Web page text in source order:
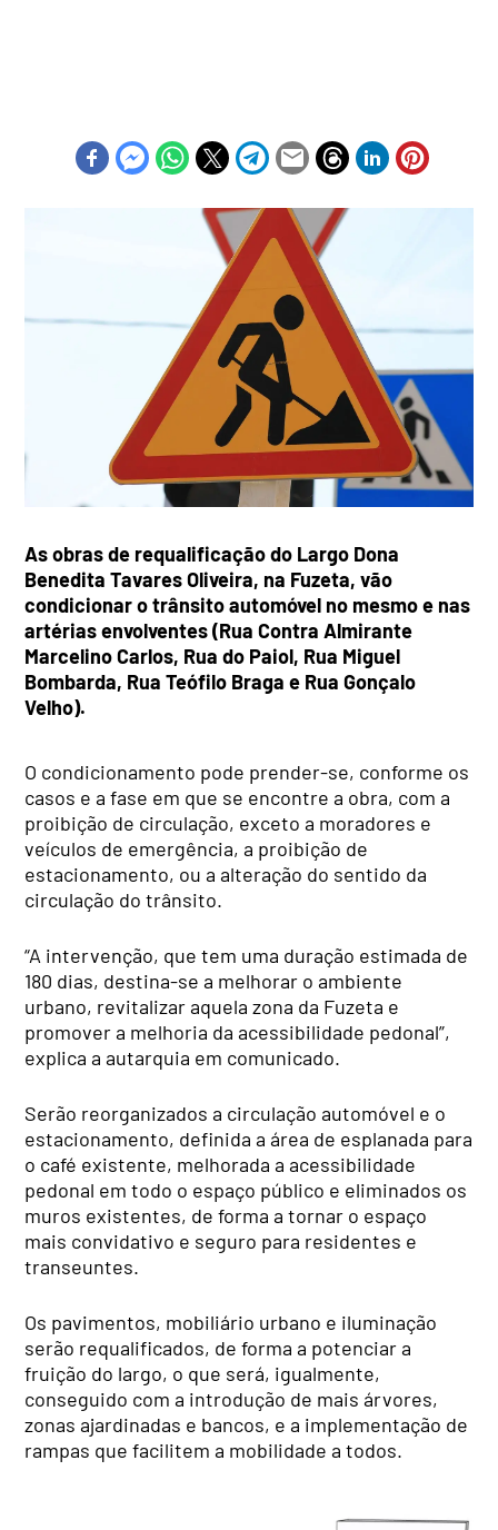
As obras de requalificação do Largo Dona
Benedita Tavares Oliveira, na Fuzeta, vão
condicionar o trânsito automóvel no mesmo e nas
artérias envolventes (Rua Contra Almirante
Marcelino Carlos, Rua do Paiol, Rua Miguel
Bombarda, Rua Teófilo Braga e Rua Gonçalo
Velho).
O condicionamento pode prender-se, conforme os
casos e a fase em que se encontre a obra, com a
proibição de circulação, exceto a moradores e
veículos de emergência, a proibição de
estacionamento, ou a alteração do sentido da
circulação do trânsito.
“A intervenção, que tem uma duração estimada de
180 dias, destina-se a melhorar o ambiente
urbano, revitalizar aquela zona da Fuzeta e
promover a melhoria da acessibilidade pedonal”,
explica a autarquia em comunicado.
Serão reorganizados a circulação automóvel e o
estacionamento, definida a área de esplanada para
o café existente, melhorada a acessibilidade
pedonal em todo o espaço público e eliminados os
muros existentes, de forma a tornar o espaço
mais convidativo e seguro para residentes e
transeuntes.
Os pavimentos, mobiliário urbano e iluminação
serão requalificados, de forma a potenciar a
fruição do largo, o que será, igualmente,
conseguido com a introdução de mais árvores,
zonas ajardinadas e bancos, e a implementação de
rampas que facilitem a mobilidade a todos.